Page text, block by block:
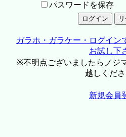
パスワードを保存
ガラホ・ガラケー・ログイン
お試し下
※不明点ございましたらノジ
越しくださ
新規会員